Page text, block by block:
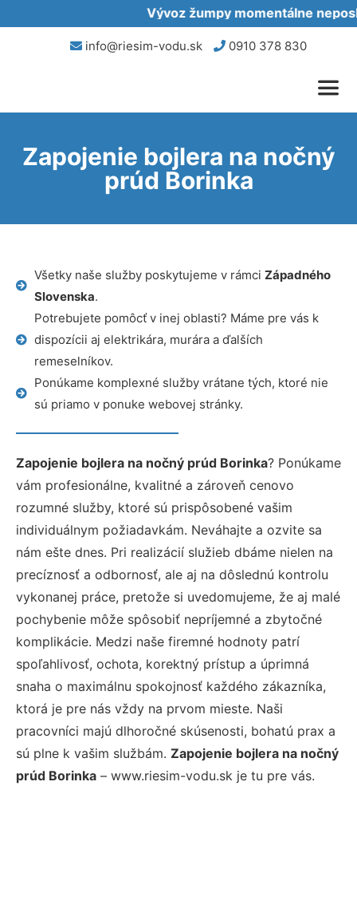
Vývoz žumpy momentálne
info@riesim-vodu.sk 0910 378 830
Zapojenie bojlera na nočný
prúd Borinka
Všetky naše služby poskytujeme v rámci Západného
Slovenska.
Potrebujete pomôcť v inej oblasti? Máme pre vás k
dispozícii aj elektrikára, murára a ďalších
remeselníkov.
Ponúkame komplexné služby vrátane tých, ktoré nie
sú priamo v ponuke webovej stránky.
Zapojenie bojlera na nočný prúd Borinka? Ponúkame
vám profesionálne, kvalitné a zároveň cenovo
rozumné služby, ktoré sú prispôsobené vašim
individuálnym požiadavkám. Neváhajte a ozvite sa
nám ešte dnes. Pri realizácií služieb dbáme nielen na
precíznosť a odbornosť, ale aj na dôslednú kontrolu
vykonanej práce, pretože si uvedomujeme, že aj malé
pochybenie môže spôsobiť nepríjemné a zbytočné
komplikácie. Medzi naše firemné hodnoty patrí
spoľahlivosť, ochota, korektný prístup a úprimná
snaha o maximálnu spokojnosť každého zákazníka,
ktorá je pre nás vždy na prvom mieste. Naši
pracovníci majú dlhoročné skúsenosti, bohatú prax a
sú plne k vašim službám. Zapojenie bojlera na nočný
prúd Borinka – www.riesim-vodu.sk je tu pre vás.